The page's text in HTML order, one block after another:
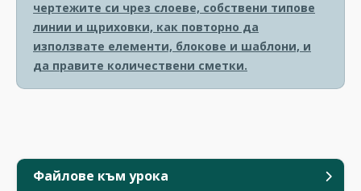
Файлове към урока
чертежите си чрез слоеве, собствени типове
линии и щриховки, как повторно да
използвате елементи, блокове и шаблони, и
да правите количествени сметки.